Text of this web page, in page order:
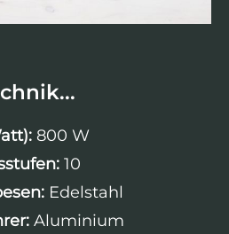
800 W
10
Edelstahl
Aluminium